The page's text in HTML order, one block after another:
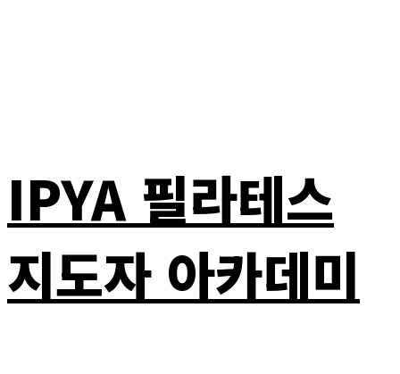
IPYA 필라테스
지도자 아카데미